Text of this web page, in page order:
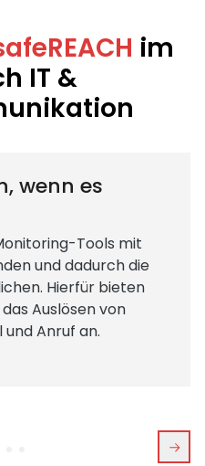
im
IT &
wenn es
Tools mit
und dadurch die
Hierfür bieten
das Auslösen von
und Anruf an.